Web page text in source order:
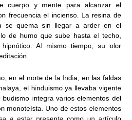
cuerpo y mente para alcanzar el
frecuencia el incienso. La resina de
se quema sin llegar a arder en el
de humo que sube hasta el techo,
Al mismo tiempo, su olor
en el norte de la India, en las faldas
el hinduismo ya llevaba vigente
integra varios elementos del
monoteísta. Uno de estos elementos